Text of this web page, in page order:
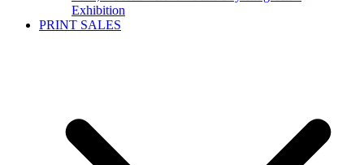
Exhibition
PRINT SALES